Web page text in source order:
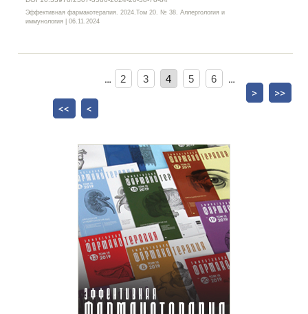
Эффективная фармакотерапия. 2024.Том 20. № 38. Аллергология и
иммунология | 06.11.2024
<< <
… 2 3 4 5 6
…
>
>>